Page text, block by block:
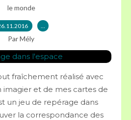
le monde
…
Par Mély
fraîchement réalisé avec
imagier et de mes cartes de
un jeu de repérage dans
la correspondance des